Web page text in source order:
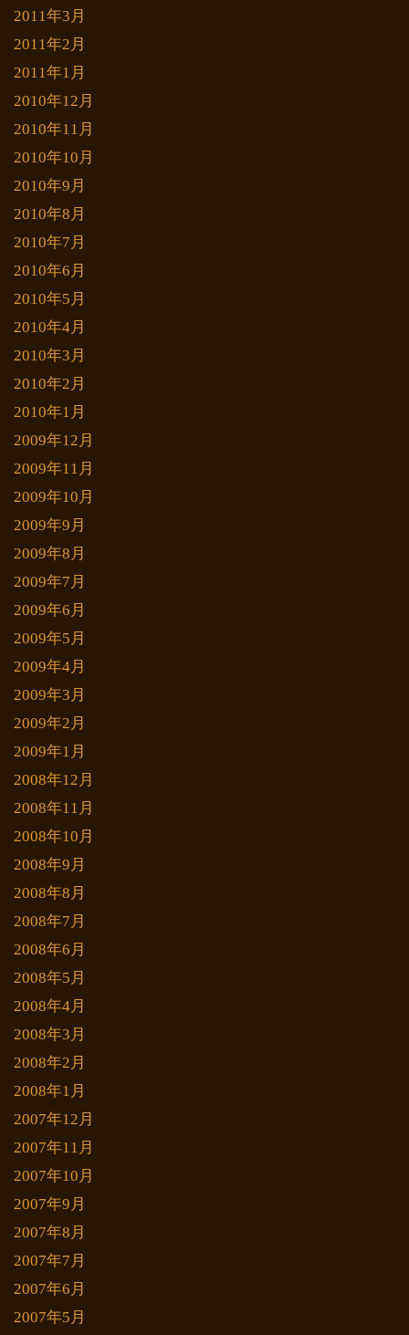
2011年3月
2011年2月
2011年1月
2010年12月
2010年11月
2010年10月
2010年9月
2010年8月
2010年7月
2010年6月
2010年5月
2010年4月
2010年3月
2010年2月
2010年1月
2009年12月
2009年11月
2009年10月
2009年9月
2009年8月
2009年7月
2009年6月
2009年5月
2009年4月
2009年3月
2009年2月
2009年1月
2008年12月
2008年11月
2008年10月
2008年9月
2008年8月
2008年7月
2008年6月
2008年5月
2008年4月
2008年3月
2008年2月
2008年1月
2007年12月
2007年11月
2007年10月
2007年9月
2007年8月
2007年7月
2007年6月
2007年5月